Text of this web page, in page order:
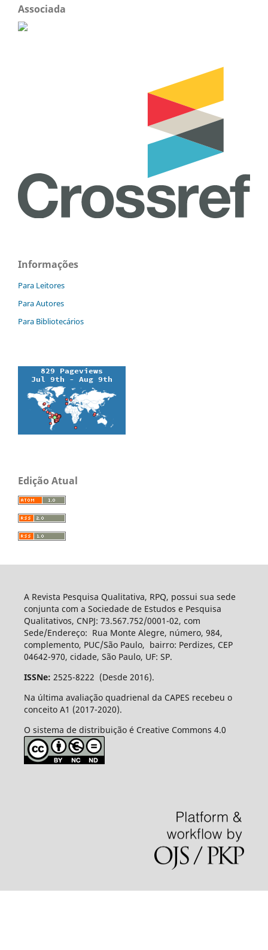
Associada
Informações
Para Leitores
Para Autores
Para Bibliotecários
Edição Atual
A Revista Pesquisa Qualitativa, RPQ, possui sua sede
conjunta com a Sociedade de Estudos e Pesquisa
Qualitativos, CNPJ: 73.567.752/0001-02, com
Sede/Endereço: Rua Monte Alegre, número, 984,
complemento, PUC/São Paulo, bairro: Perdizes, CEP
04642-970, cidade, São Paulo, UF: SP.
ISSNe: 2525-8222 (Desde 2016).
Na última avaliação quadrienal da CAPES recebeu o
conceito A1 (2017-2020).
O sistema de distribuição é Creative Commons 4.0